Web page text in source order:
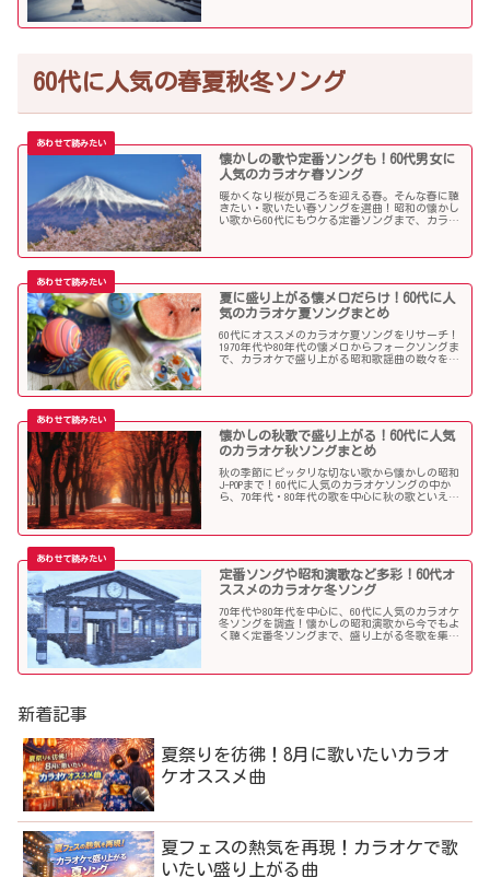
60代に人気の春夏秋冬ソング
懐かしの歌や定番ソングも！60代男女に
人気のカラオケ春ソング
暖かくなり桜が見ごろを迎える春。そんな春に聴
きたい・歌いたい春ソングを選曲！昭和の懐かし
い歌から60代にもウケる定番ソングまで、カラオ
夏に盛り上がる懐メロだらけ！60代に人
気のカラオケ夏ソングまとめ
60代にオススメのカラオケ夏ソングをリサーチ！
1970年代や80年代の懐メロからフォークソングま
で、カラオケで盛り上がる昭和歌謡曲の数々を取
懐かしの秋歌で盛り上がる！60代に人気
のカラオケ秋ソングまとめ
秋の季節にピッタリな切ない歌から懐かしの昭和
J-POPまで！60代に人気のカラオケソングの中か
ら、70年代・80年代の歌を中心に秋の歌といえば
定番ソングや昭和演歌など多彩！60代オ
ススメのカラオケ冬ソング
70年代や80年代を中心に、60代に人気のカラオケ
冬ソングを調査！懐かしの昭和演歌から今でもよ
く聴く定番冬ソングまで、盛り上がる冬歌を集め
新着記事
夏祭りを彷彿！8月に歌いたいカラオ
ケオススメ曲
夏フェスの熱気を再現！カラオケで歌
いたい盛り上がる曲